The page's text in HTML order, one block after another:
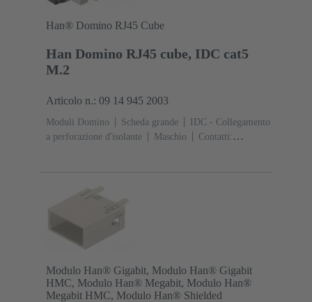
Han® Domino RJ45 Cube
Han Domino RJ45 cube, IDC cat5
M.2
Articolo n.: 09 14 945 2003
Moduli Domino Scheda grande
IDC - Collegamento
a perforazione d'isolante
Maschio
Contatti:
Modulo Han® Gigabit, Modulo Han® Gigabit
HMC, Modulo Han® Megabit, Modulo Han®
Megabit HMC, Modulo Han® Shielded